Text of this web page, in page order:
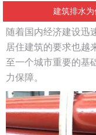
建筑排水为
随着国内经济建设迅
居住建筑的要求也越
至一个城市重要的基
力保障。